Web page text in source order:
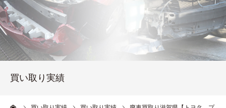
買い取り実績
企業紹介
サービス紹介